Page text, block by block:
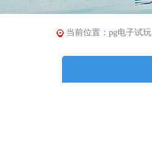
当前位置： pg电子试玩